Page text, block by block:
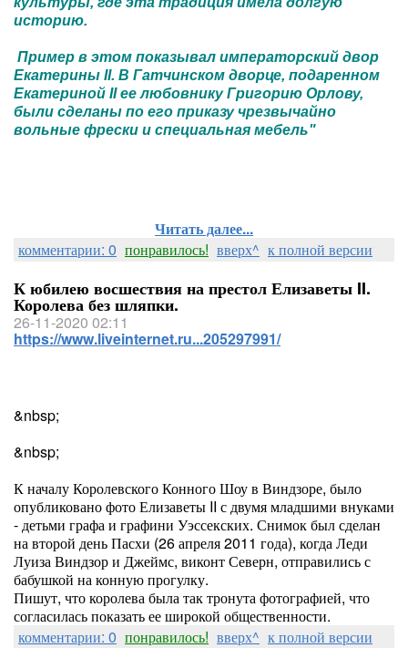
историю.
Пример в этом показывал императорский двор
Екатерины II. В Гатчинском дворце, подаренном
Екатериной II ее любовнику Григорию Орлову,
были сделаны по его приказу чрезвычайно
вольные фрески и специальная мебель"
Читать далее...
комментарии: 0 понравилось! вверх^ к полной версии
К юбилею восшествия на престол Елизаветы II.
Королева без шляпки.
26-11-2020 02:11
https://www.liveinternet.ru...205297991/
&nbsp;
&nbsp;
К началу Королевского Конного Шоу в Виндзоре, было
опубликовано фото Елизаветы II с двумя младшими внуками
- детьми графа и графини Уэссекских. Снимок был сделан
на второй день Пасхи (26 апреля 2011 года), когда Леди
Луиза Виндзор и Джеймс, виконт Северн, отправились с
бабушкой на конную прогулку.
Пишут, что королева была так тронута фотографией, что
согласилась показать ее широкой общественности.
комментарии: 0 понравилось! вверх^ к полной версии